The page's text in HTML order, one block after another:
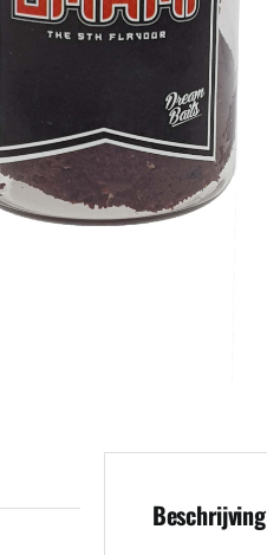
Beschrijving